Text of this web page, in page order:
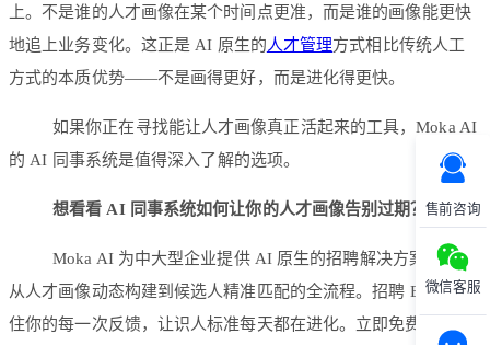
售前咨询
微信客服
上。不是谁的人才画像在某个时间点更准，而是谁的画像能更快
地追上业务变化。这正是 AI 原生的人才管理方式相比传统人工
方式的本质优势——不是画得更好，而是进化得更快。
如果你正在寻找能让人才画像真正活起来的工具，Moka AI
的 AI 同事系统是值得深入了解的选项。
想看看 AI 同事系统如何让你的人才画像告别过期？
Moka AI 为中大型企业提供 AI 原生的招聘解决方案，覆盖
从人才画像动态构建到候选人精准匹配的全流程。招聘 Eva 会记
住你的每一次反馈，让识人标准每天都在进化。立即免费试用，